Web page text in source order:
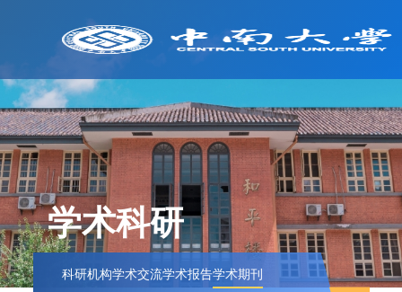
学术科研
科研机构学术交流学术报告学术期刊